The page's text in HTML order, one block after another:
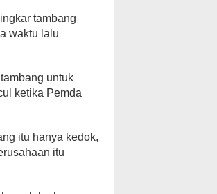
tambang
waktu lalu
untuk
ketika Pemda
itu hanya kedok,
itu